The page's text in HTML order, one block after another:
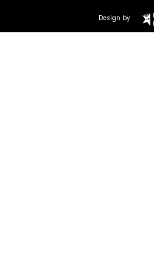
Design by